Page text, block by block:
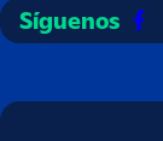
Síguenos
a